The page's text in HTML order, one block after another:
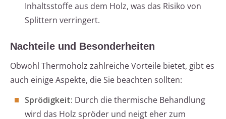
Inhaltsstoffe aus dem Holz, was das Risiko von
Splittern verringert.
Nachteile und Besonderheiten
Obwohl Thermoholz zahlreiche Vorteile bietet, gibt es
auch einige Aspekte, die Sie beachten sollten:
Sprödigkeit: Durch die thermische Behandlung
wird das Holz spröder und neigt eher zum